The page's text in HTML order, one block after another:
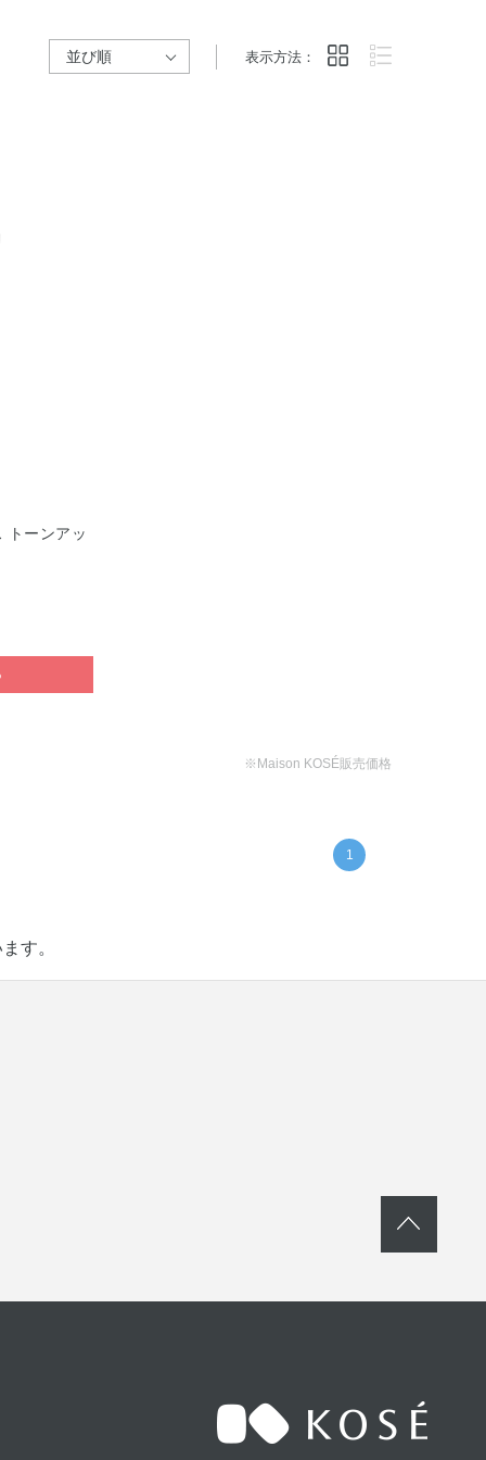
表示方法：
トーンアッ
※Maison KOSÉ販売価格
1
す。